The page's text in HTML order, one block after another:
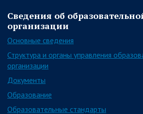
Сведения об
организации
Основные сведения
Структура и органы управления
организации
Документы
Образование
Образовательные стандарты